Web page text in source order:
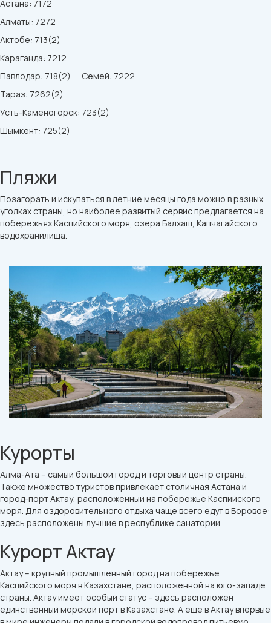
Астана: 7172
Алматы: 7272
Актобе: 713(2)
Караганда: 7212
Павлодар: 718(2) Семей: 7222
Тараз: 7262(2)
Усть-Каменогорск: 723(2)
Шымкент: 725(2)
Пляжи
Позагорать и искупаться в летние месяцы года можно в разных
уголках страны, но наиболее развитый сервис предлагается на
побережьях Каспийского моря, озера Балхаш, Капчагайского
водохранилища.
Курорты
Алма-Ата – самый большой город и торговый центр страны.
Также множество туристов привлекает столичная Астана и
город-порт Актау, расположенный на побережье Каспийского
моря. Для оздоровительного отдыха чаще всего едут в Боровое:
здесь расположены лучшие в республике санатории.
Курорт Актау
Актау – крупный промышленный город на побережье
Каспийского моря в Казахстане, расположенной на юго-западе
страны. Актау имеет особый статус – здесь расположен
единственный морской порт в Казахстане. А еще в Актау впервые